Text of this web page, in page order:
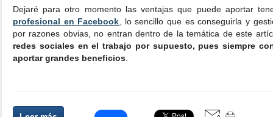
Dejaré para otro momento las ventajas que puede aportar
profesional en Facebook
lo sencillo que es conseguirla y
por razones obvias, no entran dentro de la temática de este
redes sociales en el trabajo por supuesto, pues siempre
aportar grandes beneficios